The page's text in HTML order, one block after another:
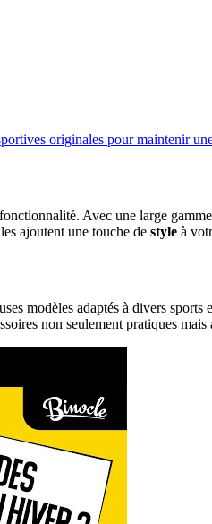
originales pour maintenir
Avec une large
ajoutent une touche de style à
modèles adaptés à divers
non seulement pratiques mais